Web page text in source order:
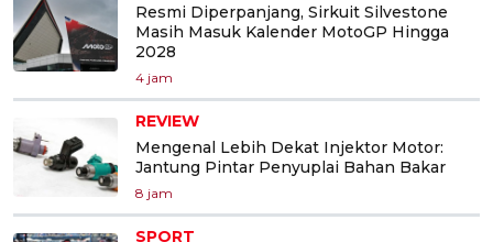
Resmi Diperpanjang, Sirkuit Silvestone
Masih Masuk Kalender MotoGP Hingga
2028
4 jam
REVIEW
Mengenal Lebih Dekat Injektor Motor:
Jantung Pintar Penyuplai Bahan Bakar
8 jam
SPORT